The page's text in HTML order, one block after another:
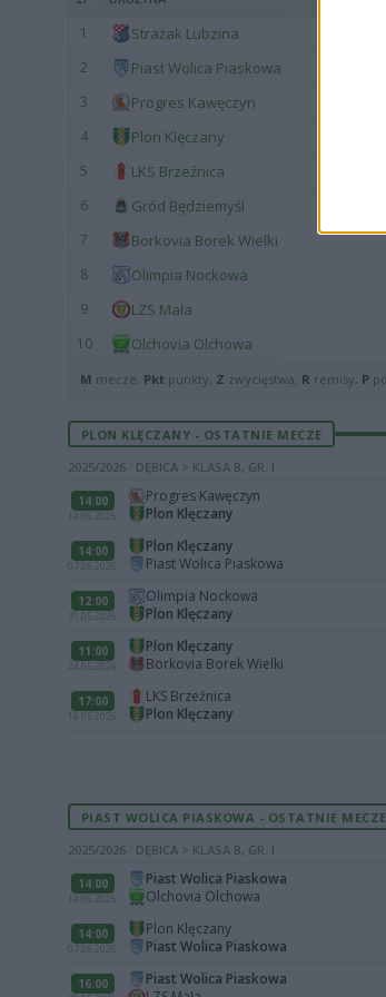
1 Strażak Lubzina
2 Piast Wolica Piaskowa
3 Progres Kawęczyn
4 Plon Klęczany
5 LKS Brzeźnica
6 Gród Będziemyśl
7 Borkovia Borek Wielki
8 Olimpia Nockowa
9 LZS Mała
10 Olchovia Olchowa
M mecze, Pkt punkty, Z zwycięstwa, R remisy, P
PLON KLĘCZANY - OSTATNIE MECZE
2025/2026 · DĘBICA > KLASA B, GR. I
14:00
14.06.2026
Progres Kawęczyn
Plon Klęczany
14:00
07.06.2026
Plon Klęczany
Piast Wolica Piaskowa
12:00
31.05.2026
Olimpia Nockowa
Plon Klęczany
11:00
24.05.2026
Plon Klęczany
Borkovia Borek Wielki
17:00
16.05.2026
LKS Brzeźnica
Plon Klęczany
PIAST WOLICA PIASKOWA - OSTATNIE MECZE
2025/2026 · DĘBICA > KLASA B, GR. I
14:00
14.06.2026
Piast Wolica Piaskowa
Olchovia Olchowa
14:00
07.06.2026
Plon Klęczany
Piast Wolica Piaskowa
16:00
Piast Wolica Piaskowa